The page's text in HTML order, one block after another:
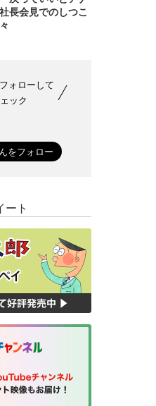
長会見でのしつこ
ォローして
ック
ート